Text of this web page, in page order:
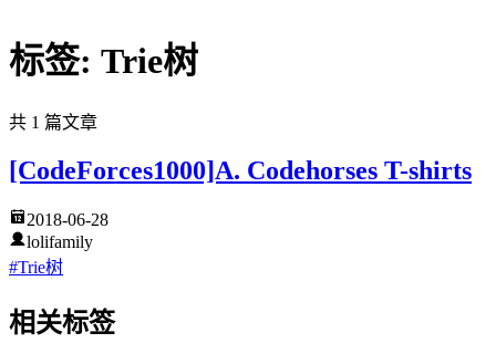
标签: Trie树
共 1 篇文章
[CodeForces1000]A. Codehorses T-shirts
2018-06-28
lolifamily
#Trie树
相关标签